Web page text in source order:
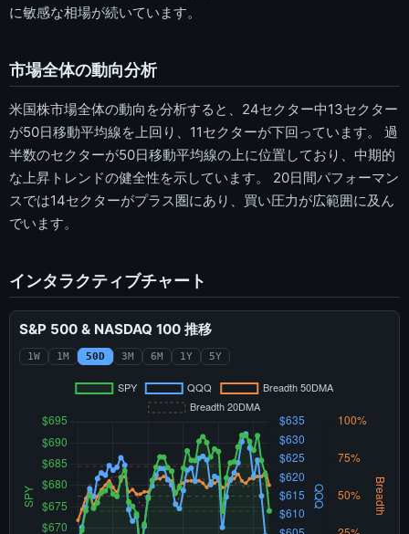
に敏感な相場が続いています。
市場全体の動向分析
米国株市場全体の動向を分析すると、24セクター中13セクター
が50日移動平均線を上回り、11セクターが下回っています。 過
半数のセクターが50日移動平均線の上に位置しており、中期的
な上昇トレンドの健全性を示しています。 20日間パフォーマン
スでは14セクターがプラス圏にあり、買い圧力が広範囲に及ん
でいます。
インタラクティブチャート
S&P 500 & NASDAQ 100 推移
1W 1M 50D 3M 6M 1Y 5Y